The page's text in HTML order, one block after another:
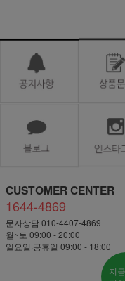
CUSTOMER CENTER
1644-4869
문자상담 010-4407-4869
월~토 09:00 - 20:00
일요일·공휴일 09:00 - 18:00
지